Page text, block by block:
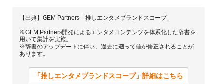
【出典】GEM Partners「推しエンタメブランドスコープ」
※GEM Partners開発によるエンタメコンテンツを体系化した辞書を
用いて集計を実施。
※辞書のアップデートに伴い、過去に遡って値が修正されることが
あります。
「推しエンタメブランドスコープ」詳細はこちら